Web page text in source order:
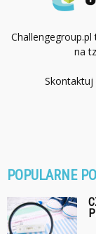
na
Skontaktuj
POPULARNE